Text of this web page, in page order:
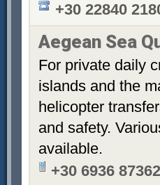
+30 22840
Aegean Sea
For private daily
islands and the
helicopter
and safety.
available.
+30 6936